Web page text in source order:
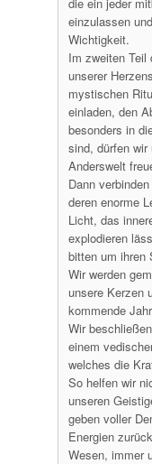
einzulassen
Wichtigkeit.
Im zweiten Teil
unserer
mystischen
einladen, den
besonders in
sind, dürfen
Anderswelt
Dann
deren enorme
Licht, das
explodieren
bitten um ihren
Wir werden
unsere Kerzen
kommende
Wir
einem
welches die
So helfen wir
unseren
geben voller
Energien
Wesen, immer